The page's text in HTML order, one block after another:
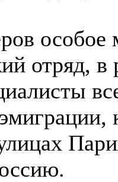
особое
отряд, в